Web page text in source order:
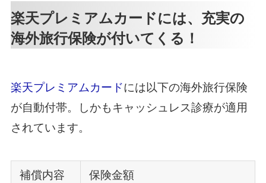
楽天プレミアムカードには、充実の
海外旅行保険が付いてくる！
楽天プレミアムカードには以下の海外旅行保険
が自動付帯。しかもキャッシュレス診療が適用
されています。
補償内容 保険金額